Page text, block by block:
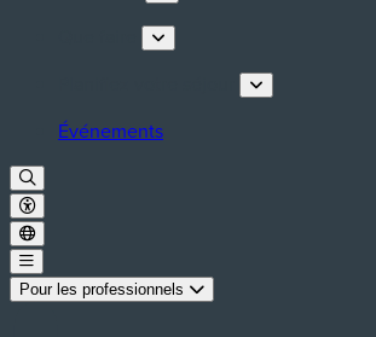
Événements
Pour les professionnels